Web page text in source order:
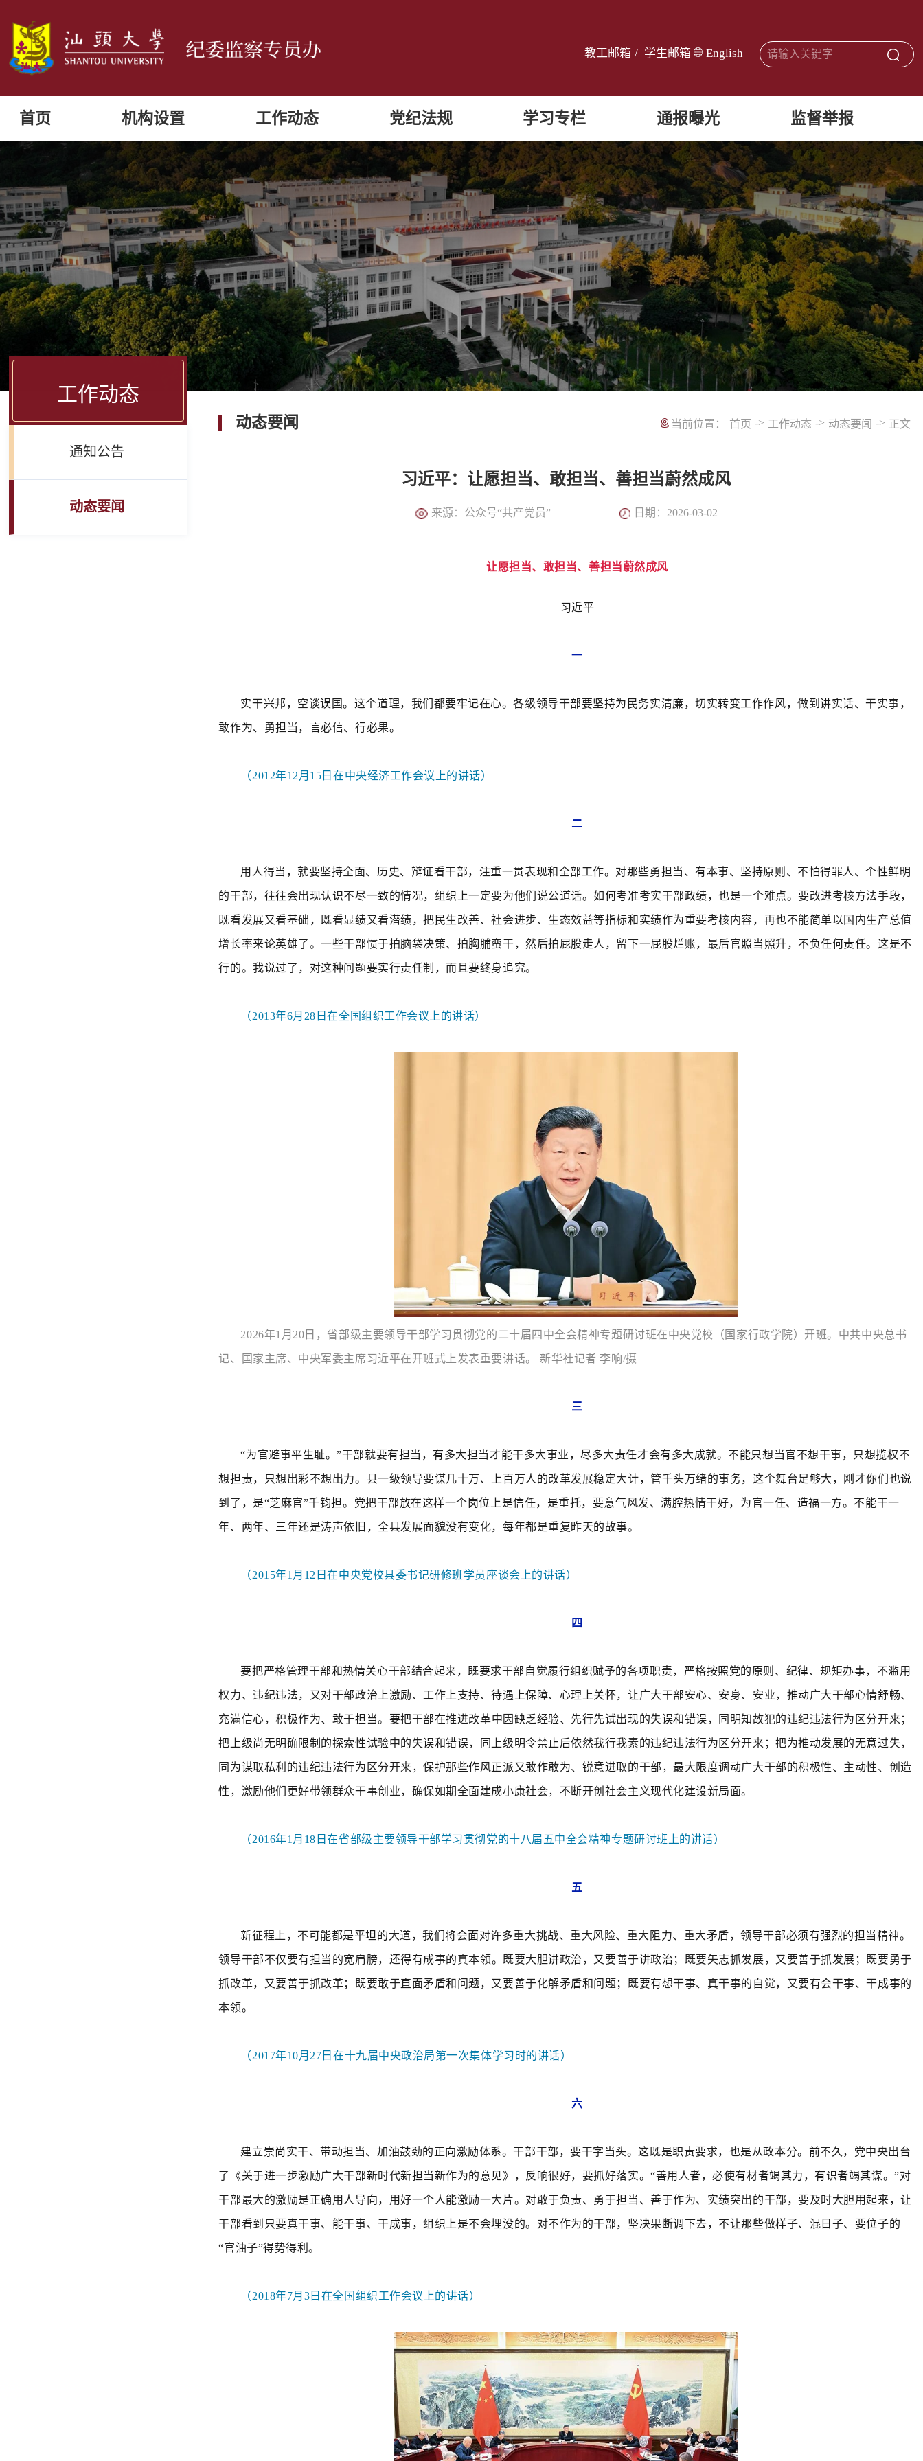
教工邮箱 / 学生邮箱 English
首页 机构设置 工作动态 党纪法规 学习专栏 通报曝光 监督举报
工作动态
通知公告
动态要闻
动态要闻 当前位置： 首页 -> 工作动态 -> 动态要闻 -> 正文
习近平：让愿担当、敢担当、善担当蔚然成风
来源：公众号“共产党员” 日期：2026-03-02
让愿担当、敢担当、善担当蔚然成风
习近平
一
实干兴邦，空谈误国。这个道理，我们都要牢记在心。各级领导干部要坚持为民务实清廉，切实转变工作作风，做到讲实话、干实事，
敢作为、勇担当，言必信、行必果。
（2012年12月15日在中央经济工作会议上的讲话）
二
用人得当，就要坚持全面、历史、辩证看干部，注重一贯表现和全部工作。 对那些勇担当、有本事、坚持原则、不怕得罪人、个性鲜明
的干部，往往会出现认识不尽一致的情况，组织上一定要为他们说公道话。如何考准考实干部政绩，也是一个难点。要改进考核方法手段，
既看发展又看基础，既看显绩又看潜绩，把民生改善、社会进步、生态效益等指标和实绩作为重要考核内容，再也不能简单以国内生产总值
增长率来论英雄了。一些干部惯于拍脑袋决策、拍胸脯蛮干，然后拍屁股走人，留下一屁股烂账，最后官照当照升，不负任何责任。这是不
行的。我说过了，对这种问题要实行责任制，而且要终身追究。
（2013年6月28日在全国组织工作会议上的讲话）
2026年1月20日，省部级主要领导干部学习贯彻党的二十届四中全会精神专题研讨班在中央党校（国家行政学院）开班。中共中央总书
记、国家主席、中央军委主席习近平在开班式上发表重要讲话。 新华社记者 李响/摄
三
“为官避事平生耻。”干部就要有担当，有多大担当才能干多大事业，尽多大责任才会有多大成就。不能只想当官不想干事，只想揽权不
想担责，只想出彩不想出力。县一级领导要谋几十万、上百万人的改革发展稳定大计，管千头万绪的事务，这个舞台足够大，刚才你们也说
到了，是“芝麻官”千钧担。党把干部放在这样一个岗位上是信任，是重托，要意气风发、满腔热情干好，为官一任、造福一方。不能干一
年、两年、三年还是涛声依旧，全县发展面貌没有变化，每年都是重复昨天的故事。
（2015年1月12日在中央党校县委书记研修班学员座谈会上的讲话）
四
要把严格管理干部和热情关心干部结合起来，既要求干部自觉履行组织赋予的各项职责，严格按照党的原则、纪律、规矩办事，不滥用
权力、违纪违法，又对干部政治上激励、工作上支持、待遇上保障、心理上关怀，让广大干部安心、安身、安业，推动广大干部心情舒畅、
充满信心，积极作为、敢于担当。 要把干部在推进改革中因缺乏经验、先行先试出现的失误和错误，同明知故犯的违纪违法行为区分开来；
把上级尚无明确限制的探索性试验中的失误和错误，同上级明令禁止后依然我行我素的违纪违法行为区分开来；把为推动发展的无意过失，
同为谋取私利的违纪违法行为区分开来，保护那些作风正派又敢作敢为、锐意进取的干部，最大限度调动广大干部的积极性、主动性、创造
性，激励他们更好带领群众干事创业，确保如期全面建成小康社会，不断开创社会主义现代化建设新局面。
（2016年1月18日在省部级主要领导干部学习贯彻党的十八届五中全会精神专题研讨班上的讲话）
五
新征程上，不可能都是平坦的大道，我们将会面对许多重大挑战、重大风险、重大阻力、重大矛盾，领导干部必须有强烈的担当精神。
领导干部不仅要有担当的宽肩膀，还得有成事的真本领。 既要大胆讲政治，又要善于讲政治；既要矢志抓发展，又要善于抓发展；既要勇于
抓改革，又要善于抓改革；既要敢于直面矛盾和问题，又要善于化解矛盾和问题；既要有想干事、真干事的自觉，又要有会干事、干成事的
本领。
（2017年10月27日在十九届中央政治局第一次集体学习时的讲话）
六
建立崇尚实干、带动担当、加油鼓劲的正向激励体系。干部干部，要干字当头。这既是职责要求，也是从政本分。前不久，党中央出台
了《关于进一步激励广大干部新时代新担当新作为的意见》，反响很好，要抓好落实。“善用人者，必使有材者竭其力，有识者竭其谋。”对
干部最大的激励是正确用人导向，用好一个人能激励一大片。对敢于负责、勇于担当、善于作为、实绩突出的干部，要及时大胆用起来，让
干部看到只要真干事、能干事、干成事，组织上是不会埋没的。对不作为的干部，坚决果断调下去，不让那些做样子、混日子、要位子的
“官油子”得势得利。
（2018年7月3日在全国组织工作会议上的讲话）